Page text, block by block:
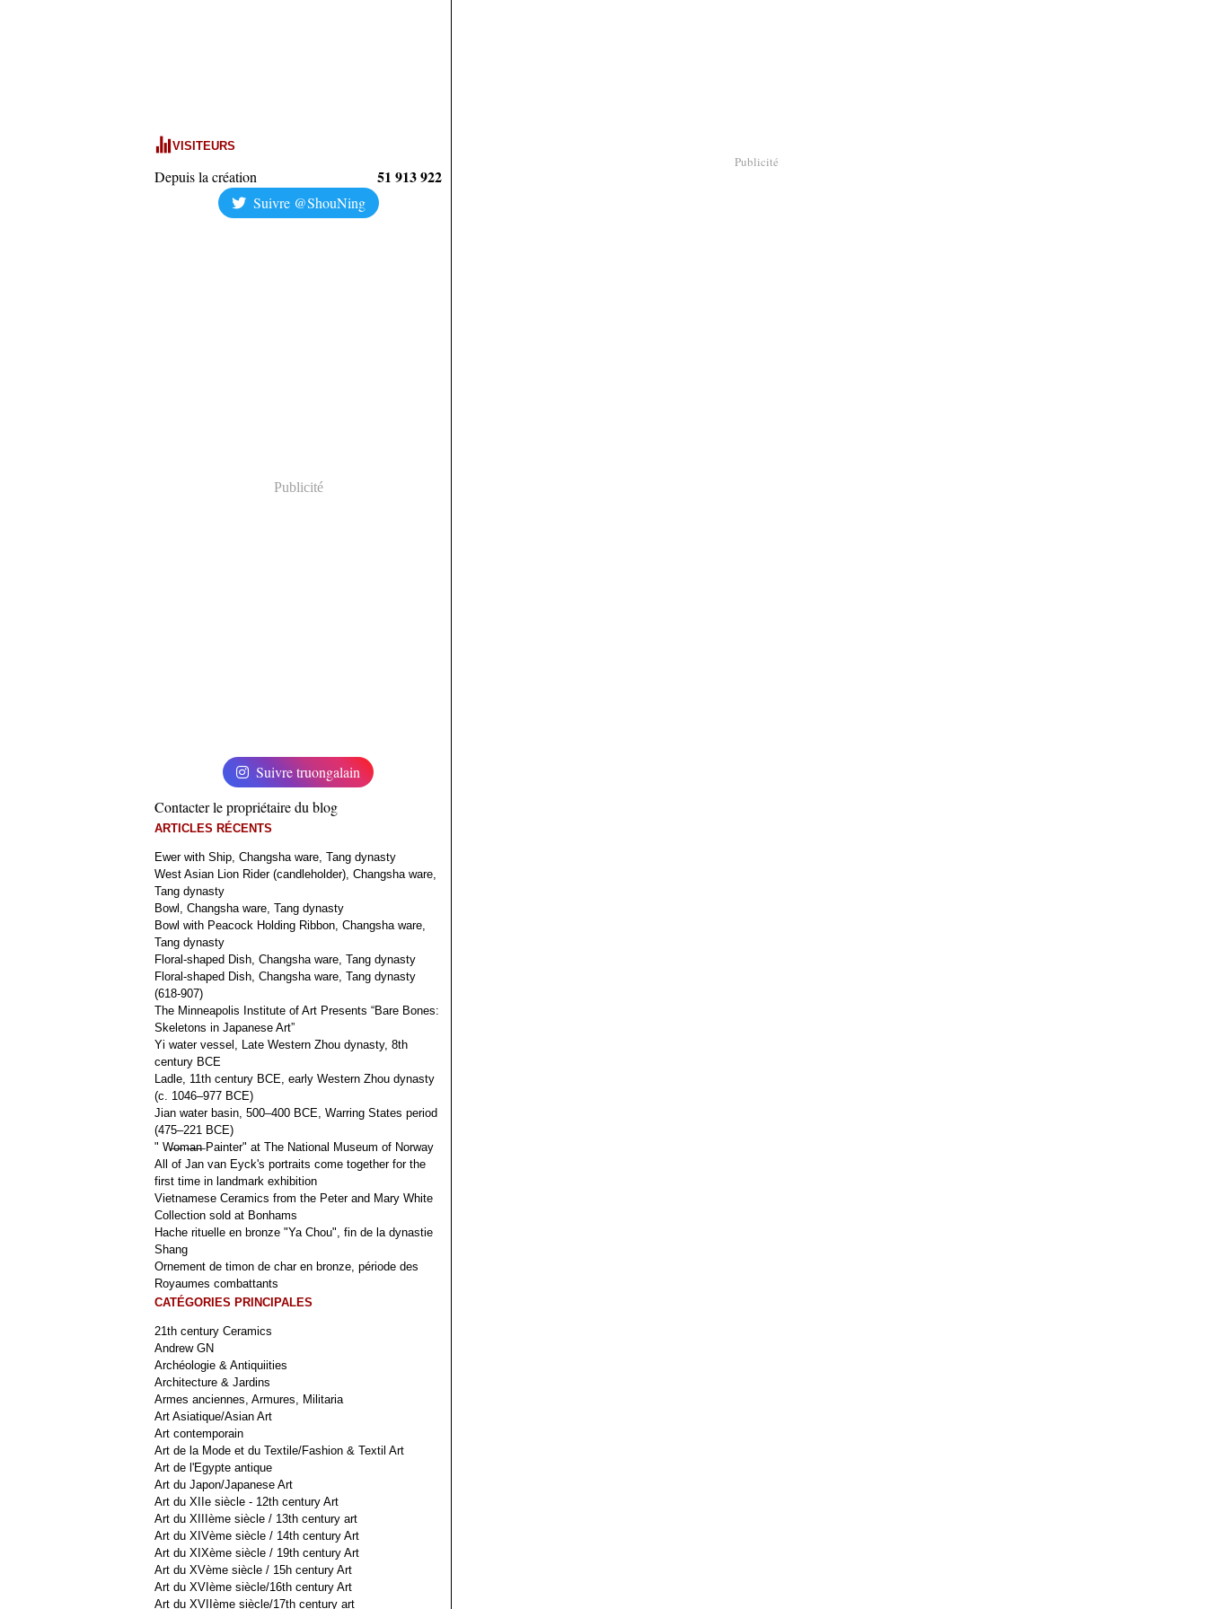
VISITEURS
Depuis la création 51 913 922
Suivre @ShouNing
Publicité
Suivre truongalain
Contacter le propriétaire du blog
ARTICLES RÉCENTS
Ewer with Ship, Changsha ware, Tang dynasty
West Asian Lion Rider (candleholder), Changsha ware,
Tang dynasty
Bowl, Changsha ware, Tang dynasty
Bowl with Peacock Holding Ribbon, Changsha ware,
Tang dynasty
Floral-shaped Dish, Changsha ware, Tang dynasty
Floral-shaped Dish, Changsha ware, Tang dynasty
(618-907)
The Minneapolis Institute of Art Presents “Bare Bones:
Skeletons in Japanese Art”
Yi water vessel, Late Western Zhou dynasty, 8th
century BCE
Ladle, 11th century BCE, early Western Zhou dynasty
(c. 1046–977 BCE)
Jian water basin, 500–400 BCE, Warring States period
(475–221 BCE)
" W̶o̶m̶a̶n̶ Painter" at The National Museum of Norway
All of Jan van Eyck's portraits come together for the
first time in landmark exhibition
Vietnamese Ceramics from the Peter and Mary White
Collection sold at Bonhams
Hache rituelle en bronze "Ya Chou", fin de la dynastie
Shang
Ornement de timon de char en bronze, période des
Royaumes combattants
CATÉGORIES PRINCIPALES
21th century Ceramics
Andrew GN
Archéologie & Antiquiities
Architecture & Jardins
Armes anciennes, Armures, Militaria
Art Asiatique/Asian Art
Art contemporain
Art de la Mode et du Textile/Fashion & Textil Art
Art de l'Egypte antique
Art du Japon/Japanese Art
Art du XIIe siècle - 12th century Art
Art du XIIIème siècle / 13th century art
Art du XIVème siècle / 14th century Art
Art du XIXème siècle / 19th century Art
Art du XVème siècle / 15h century Art
Art du XVIème siècle/16th century Art
Art du XVIIème siècle/17th century art
Publicité